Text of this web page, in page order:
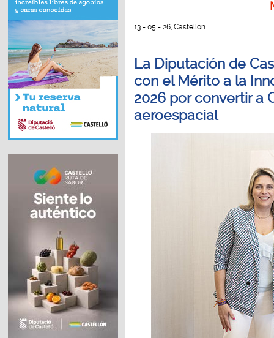
13 - 05 - 26, Castellón
La Diputación de
con el Mérito a la
2026 por convertir a
aeroespacial